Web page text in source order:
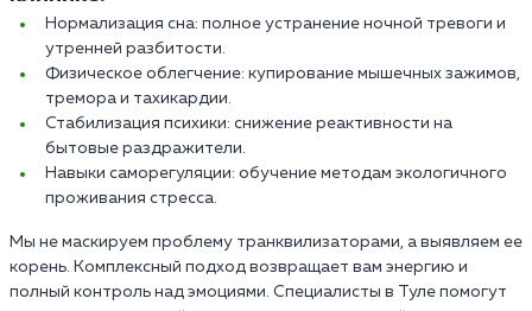
Нормализация сна: полное устранение ночной тревоги и
утренней разбитости.
Физическое облегчение: купирование мышечных зажимов,
тремора и тахикардии.
Стабилизация психики: снижение реактивности на
бытовые раздражители.
Навыки саморегуляции: обучение методам экологичного
проживания стресса.
Мы не маскируем проблему транквилизаторами, а выявляем ее
корень. Комплексный подход возвращает вам энергию и
полный контроль над эмоциями. Специалисты в Туле помогут